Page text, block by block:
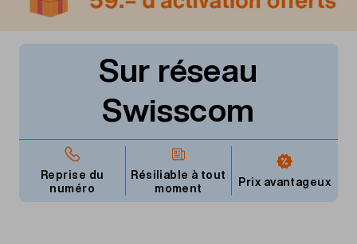
Sur réseau
Swisscom
Reprise du
numéro
Résiliable à tout
moment
Prix avantageux